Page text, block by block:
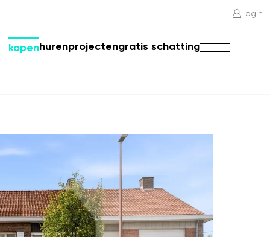
kopenhurenprojectengratis schatting
Login